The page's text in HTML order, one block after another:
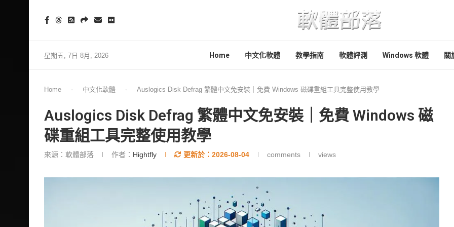
星期五, 7日 8月, 2026 Home 中文化軟體 教學指南 軟體評測 Windows 軟體 關
Home - 中文化軟體 - Auslogics Disk Defrag 繁體中文免安裝｜免費 Windows 磁碟重組工具完整使用教學
Auslogics Disk Defrag 繁體中文免安裝｜免費 Windows 磁
碟重組工具完整使用教學
來源：軟體部落 作者： Hightfly 更新於： 2026-08-04 comments views